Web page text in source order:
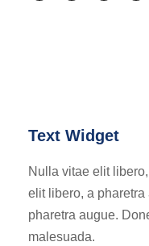
Text Widget
Nulla vitae elit
elit libero, a
pharetra augue.
malesuada.